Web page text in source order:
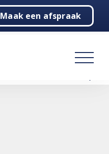
Maak een afspraak